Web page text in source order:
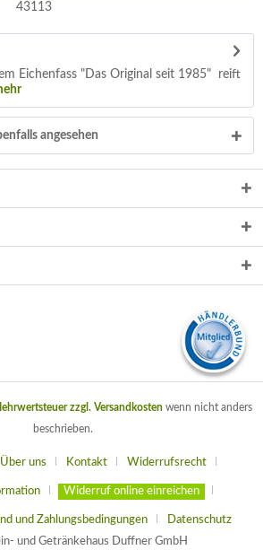
43113
Eichenfass "Das Original seit 1985" reift
angesehen
zzgl. Versandkostenwenn nicht anders
beschrieben.
Über uns Kontakt Widerrufsrecht
Widerruf online einreichen
und Zahlungsbedingungen
Datenschutz
und Getränkehaus Duffner GmbH